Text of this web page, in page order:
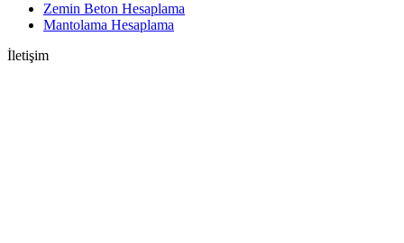
Zemin Beton Hesaplama
Mantolama Hesaplama
İletişim